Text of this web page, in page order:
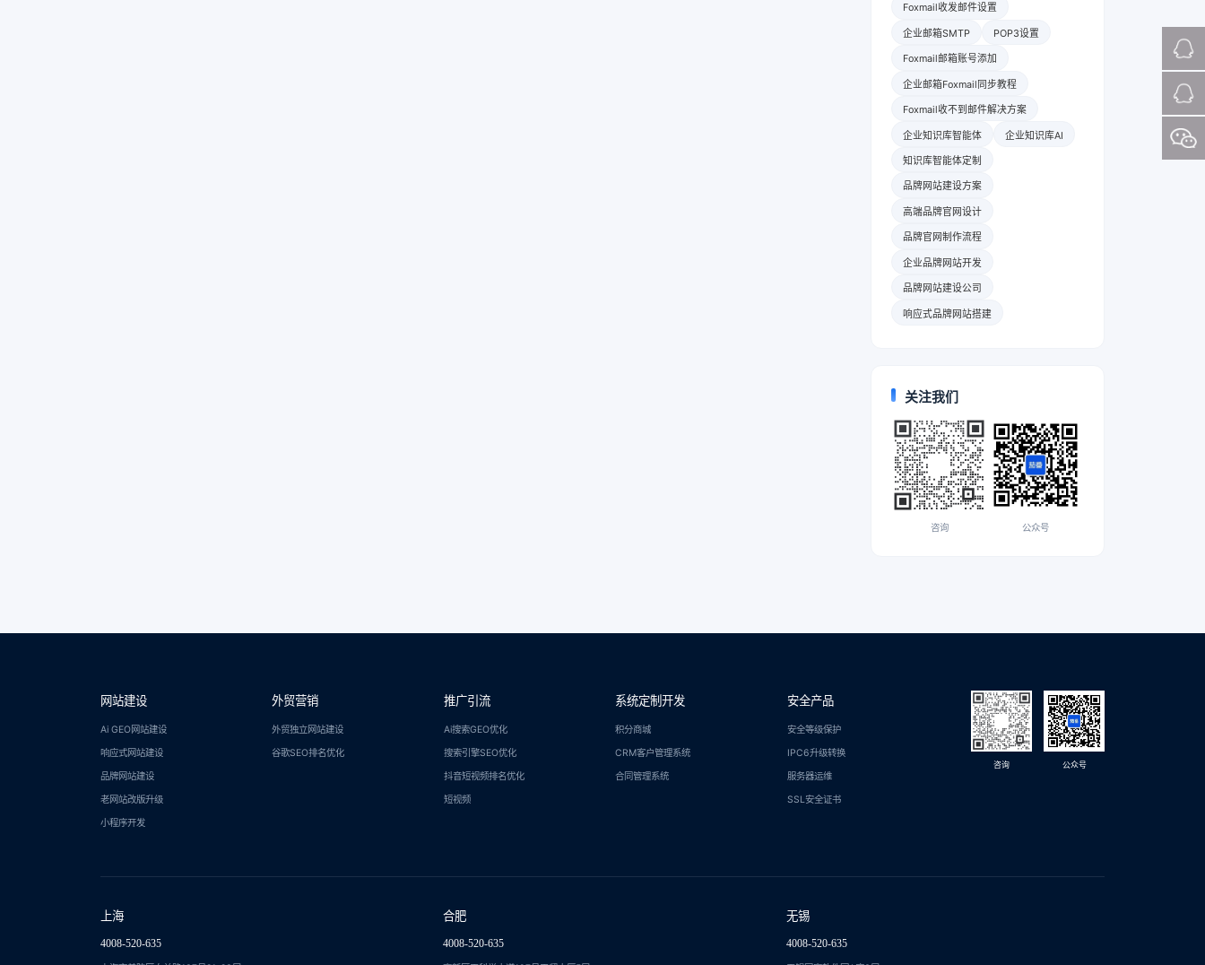
Foxmail收发邮件设置
企业邮箱SMTP POP3设置
Foxmail邮箱账号添加
企业邮箱Foxmail同步教程
Foxmail收不到邮件解决方案
企业知识库智能体 企业知识库AI
知识库智能体定制
品牌网站建设方案
高端品牌官网设计
品牌官网制作流程
企业品牌网站开发
品牌网站建设公司
响应式品牌网站搭建
关注我们
咨询 公众号
网站建设
Ai GEO网站建设
响应式网站建设
品牌网站建设
老网站改版升级
小程序开发
外贸营销
外贸独立网站建设
谷歌SEO排名优化
推广引流
Ai搜索GEO优化
搜索引擎SEO优化
抖音短视频排名优化
短视频
系统定制开发
积分商城
CRM客户管理系统
合同管理系统
安全产品
安全等级保护
IPC6升级转换
服务器运维
SSL安全证书
咨询 公众号
上海
4008-520-635
合肥
4008-520-635
无锡
4008-520-635